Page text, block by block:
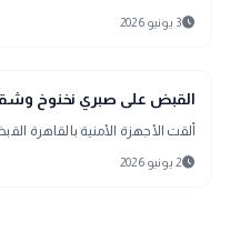
schedule3 يونيو 2026
interests
منوعات
القبض على صبري نخنوخ
ألقت الأجهزة الأمنية
schedule2 يونيو 2026